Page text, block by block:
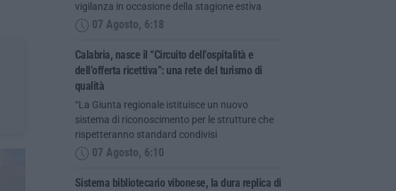
vigilanza in occasione della stagione estiva
07 Agosto, 6:18
Calabria, nasce il “Circuito dell’ospitalità e
dell’offerta ricettiva”: una rete del turismo di
qualità
“La Giunta regionale istituisce un nuovo
sistema di riconoscimento per le strutture che
rispetteranno standard condivisi
07 Agosto, 6:10
Sistema bibliotecario vibonese, la dura replica di